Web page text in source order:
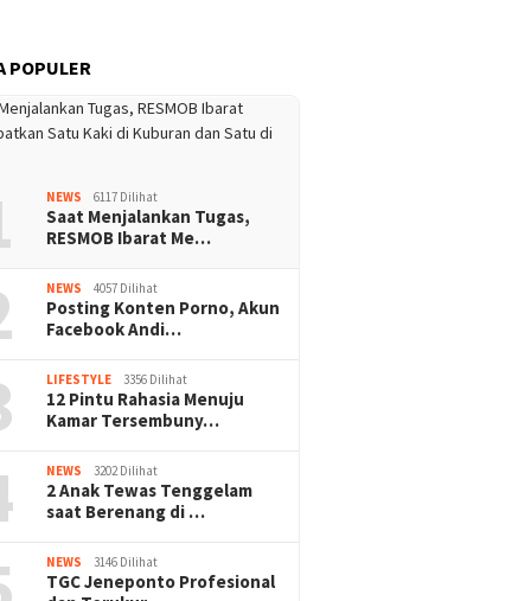
POPULER
NEWS 6117 Dilihat
Saat Menjalankan Tugas,
RESMOB Ibarat Me…
NEWS 4057 Dilihat
Posting Konten Porno, Akun
Facebook Andi…
LIFESTYLE 3356 Dilihat
12 Pintu Rahasia Menuju
Kamar Tersembuny…
NEWS 3202 Dilihat
2 Anak Tewas Tenggelam
saat Berenang di …
NEWS 3146 Dilihat
TGC Jeneponto Profesional